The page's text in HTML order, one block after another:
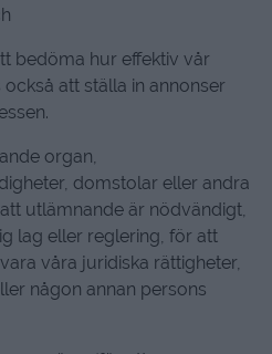
bedöma hur effektiv vår
att ställa in annonser
organ,
domstolar eller andra
utlämnande är nödvändigt,
lag eller reglering, för att
våra juridiska rättigheter,
någon annan persons